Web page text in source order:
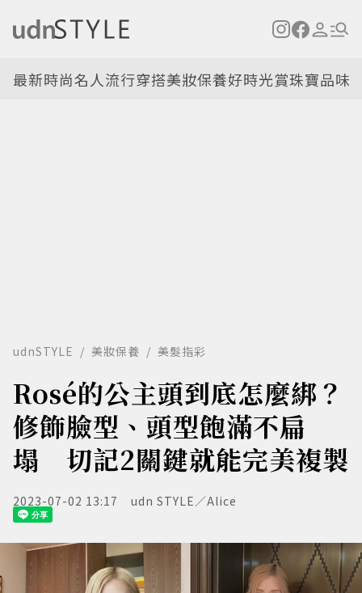
最新時尚名人流行穿搭美妝保養好時光賞珠寶品味
udnSTYLE 美妝保養 美髮指彩
Rosé的公主頭到底怎麼綁？
修飾臉型、頭型飽滿不扁
塌 切記2關鍵就能完美複製
2023-07-02 13:17 udn STYLE／Alice